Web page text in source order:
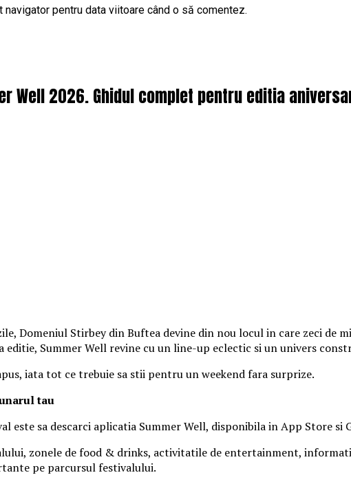
pentru data viitoare când o să comentez.
Well 2026. Ghidul complet pentru editia
Domeniul Stirbey din Buftea devine din nou locul in care zeci de
editie, Summer Well revine cu un line-up eclectic si un univers
iata tot ce trebuie sa stii pentru un weekend fara surprize.
tau
sa descarci aplicatia Summer Well, disponibila in App Store si
zonele de food & drinks, activitatile de entertainment,
pe parcursul festivalului.